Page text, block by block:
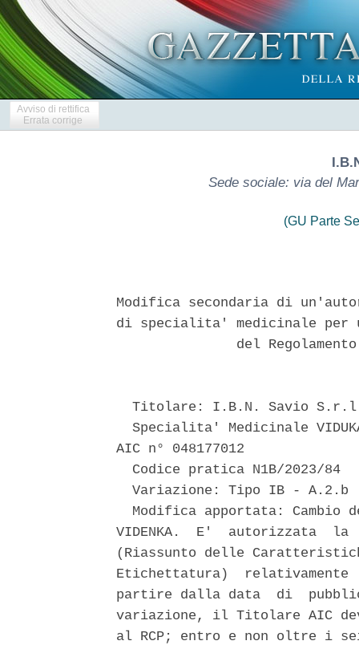
Avviso di rettifica
Errata corrige
Sede sociale: via del
(GU Parte
Modifica secondaria di
di specialita' medicinale per
del
Titolare: I.B.N. Savio
Specialita' Medicinale
AIC n° 048177012
  Codice pratica N1B/2023/84
  Variazione: Tipo IB - A.2.b
Modifica apportata: Cambio
VIDENKA.  E'  autorizzata
(Riassunto delle
Etichettatura)
partire dalla data  di
variazione, il Titolare AIC
al RCP; entro e non oltre i